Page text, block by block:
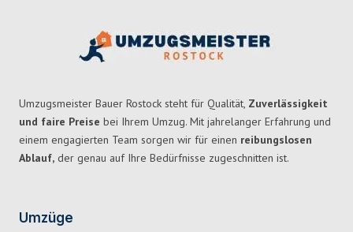
Umzugsmeister Bauer Rostock steht für Qualität, Zuverlässigkeit
und faire Preise bei Ihrem Umzug. Mit jahrelanger Erfahrung und
einem engagierten Team sorgen wir für einen reibungslosen
Ablauf, der genau auf Ihre Bedürfnisse zugeschnitten ist.
Umzüge